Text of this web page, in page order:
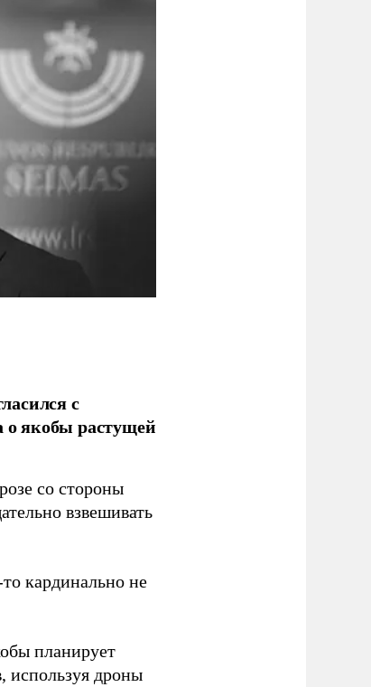
с
о якобы растущей
со стороны
взвешивать
кардинально не
планирует
используя дроны